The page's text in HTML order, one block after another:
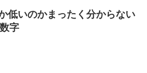
低いのかまったく分からない
字